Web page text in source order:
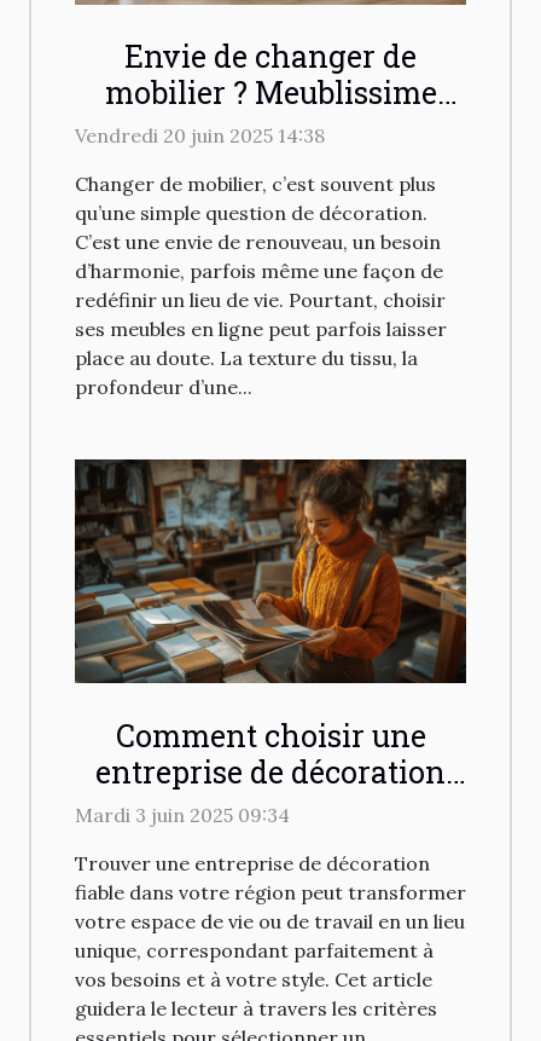
Envie de changer de
mobilier ? Meublissime
vous reçoit dans son
Vendredi 20 juin 2025 14:38
Changer de mobilier, c’est souvent plus
qu’une simple question de décoration.
C’est une envie de renouveau, un besoin
d’harmonie, parfois même une façon de
redéfinir un lieu de vie. Pourtant, choisir
ses meubles en ligne peut parfois laisser
place au doute. La texture du tissu, la
profondeur d’une...
Comment choisir une
entreprise de décoration
fiable dans votre région
Mardi 3 juin 2025 09:34
Trouver une entreprise de décoration
fiable dans votre région peut transformer
votre espace de vie ou de travail en un lieu
unique, correspondant parfaitement à
vos besoins et à votre style. Cet article
guidera le lecteur à travers les critères